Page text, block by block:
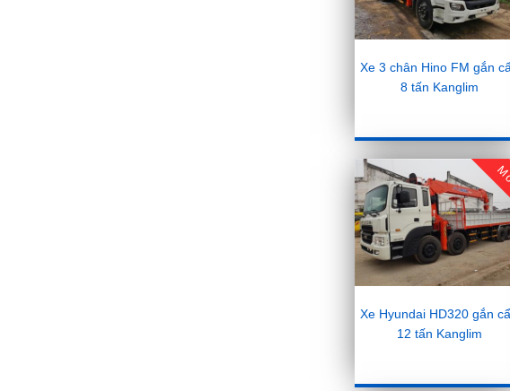
Xe 3 chân Hino FM gắn
8 tấn Kanglim
Xe Hyundai HD320 gắn
12 tấn Kanglim